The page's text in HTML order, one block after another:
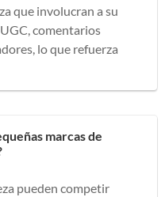
que involucran a su
comentarios
lo que refuerza
marcas de
pueden competir